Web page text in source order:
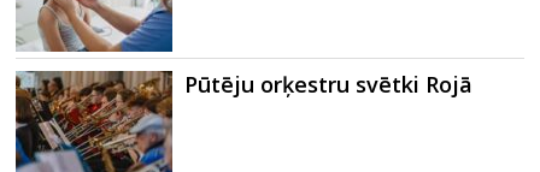
Pūtēju orķestru svētki Rojā